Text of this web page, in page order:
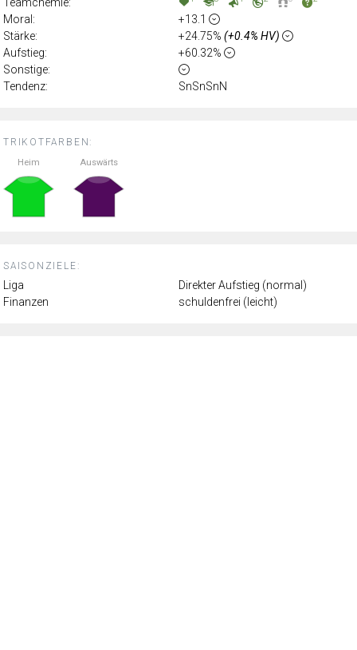
TRIKOTFARBEN:
Heim Auswärts
SAISONZIELE:
Liga
Direkter Aufstieg (normal)
Finanzen
schuldenfrei (leicht)
Moral:
+13.1
Stärke:
+24.75% (+0.4% HV)
Aufstieg:
+60.32%
Sonstige:
Tendenz:
SnSnSnN